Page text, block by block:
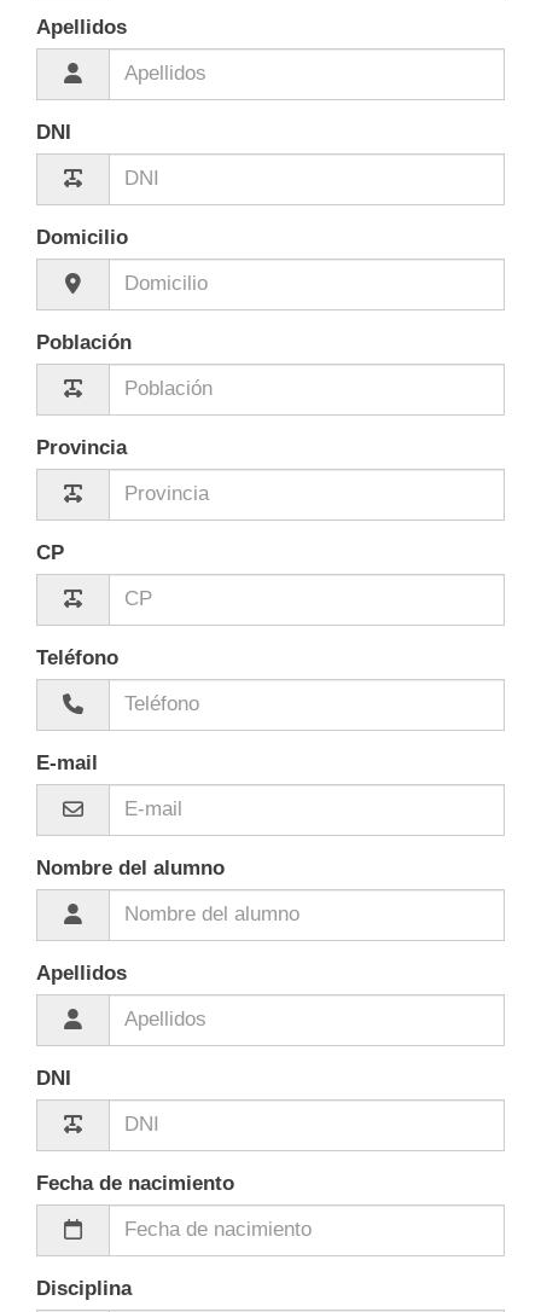
Apellidos
DNI
Domicilio
Población
Provincia
CP
Teléfono
E-mail
Nombre del alumno
Apellidos
DNI
Fecha de nacimiento
Disciplina